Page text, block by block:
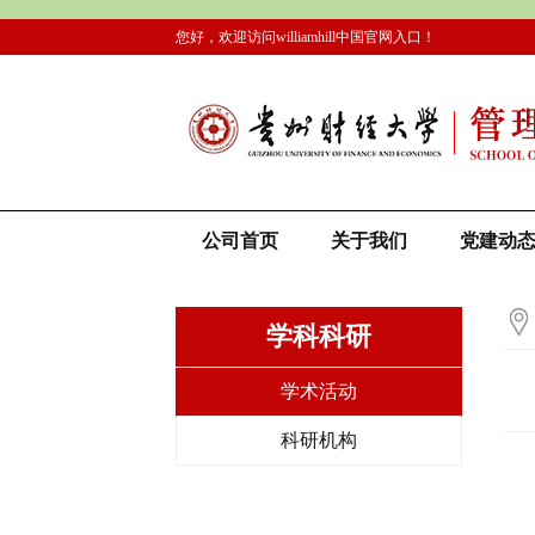
您好，欢迎访问williamhill中国官网入口！
公司首页 关于我们 党建动态
学科科研
学术活动
科研机构